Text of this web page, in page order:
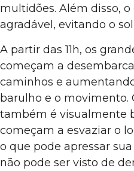
multidões. Além disso,
agradável, evitando o
A partir das 11h, os
começam a
caminhos e
barulho e o movimento.
também é visualmente
começam a esvaziar o
o que pode apressar
não pode ser visto de